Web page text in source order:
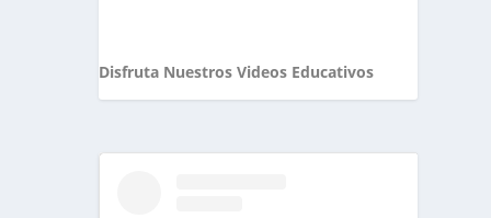
Disfruta Nuestros Videos Educativos